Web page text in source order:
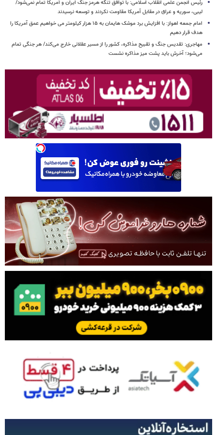
رئیس انجمن علمی انقلاب اسلامی: با توافق تنگه هرمز جنگ ایران و آمریکا تمام نمی‌شود/
لیبی، سوریه و عراق در مقابل آمریکا مقاومت نکردند و توسعه نرسیدند
امام‌ جمعه اهواز: با افزایش برد موشک هایمان به ۱۵ هزار کیلومتر می خواهیم عمق آمریکا را
هدف قرار دهیم
مهاجری: تقدیس جنگ و تقبیح مذاکره، کشور را از مسیر عقلانی خارج می‌کند/ هر جنگی تمام
می‌شود؛ آخرش باید پشت میز مذاکره نشست